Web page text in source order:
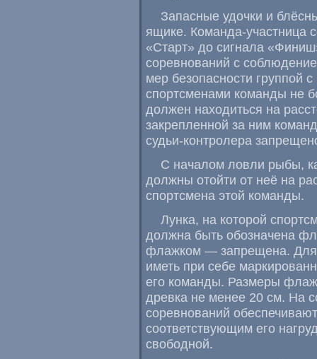
Запасные удочки и
ящике. Команда-участница
«Старт» до сигнала
соревнований с
мер безопасности группой
спортсменами команды не
должен находиться на
закрепленной за ним
судьи-контролера
С началом ловли рыбы,
должны отойти от неё на
спортсмена этой команды.
Лунка, на которой
должна быть обозначена
флажком — запрещена. Для
иметь при себе
его команды. Размеры
древка не менее 20 см. На
соревнований
соответствующим его
свободной.